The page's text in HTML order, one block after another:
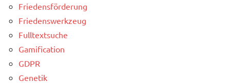
Friedensförderung
Friedenswerkzeug
Fulltextsuche
Gamification
GDPR
Genetik